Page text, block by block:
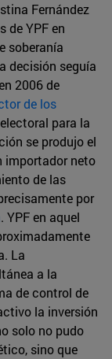
Fernández
de YPF en
soberanía
decisión seguía
2006 de
de los
para la
se produjo el
importador neto
de las
por
. YPF en aquel
La
a la
de control de
la inversión
solo no pudo
sino que